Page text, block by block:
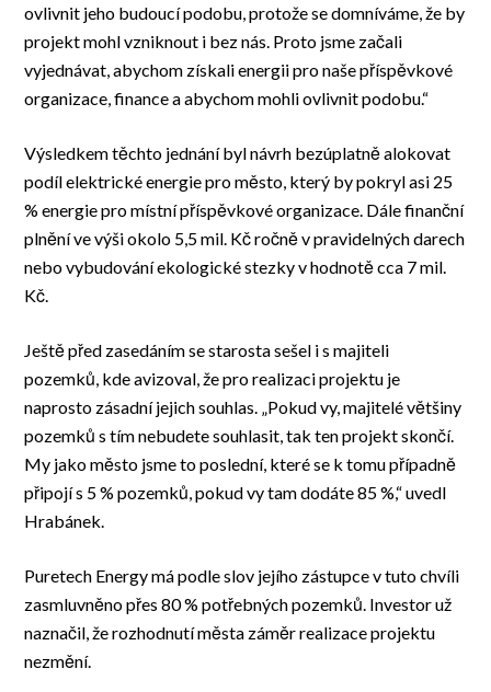
ovlivnit jeho budoucí podobu, protože se domníváme, že by
projekt mohl vzniknout i bez nás. Proto jsme začali
vyjednávat, abychom získali energii pro naše příspěvkové
organizace, finance a abychom mohli ovlivnit podobu.“
Výsledkem těchto jednání byl návrh bezúplatně alokovat
podíl elektrické energie pro město, který by pokryl asi 25
% energie pro místní příspěvkové organizace. Dále finanční
plnění ve výši okolo 5,5 mil. Kč ročně v pravidelných darech
nebo vybudování ekologické stezky v hodnotě cca 7 mil.
Kč.
Ještě před zasedáním se starosta sešel i s majiteli
pozemků, kde avizoval, že pro realizaci projektu je
naprosto zásadní jejich souhlas. „Pokud vy, majitelé většiny
pozemků s tím nebudete souhlasit, tak ten projekt skončí.
My jako město jsme to poslední, které se k tomu případně
připojí s 5 % pozemků, pokud vy tam dodáte 85 %,“ uvedl
Hrabánek.
Puretech Energy má podle slov jejího zástupce v tuto chvíli
zasmluvněno přes 80 % potřebných pozemků. Investor už
naznačil, že rozhodnutí města záměr realizace projektu
nezmění.